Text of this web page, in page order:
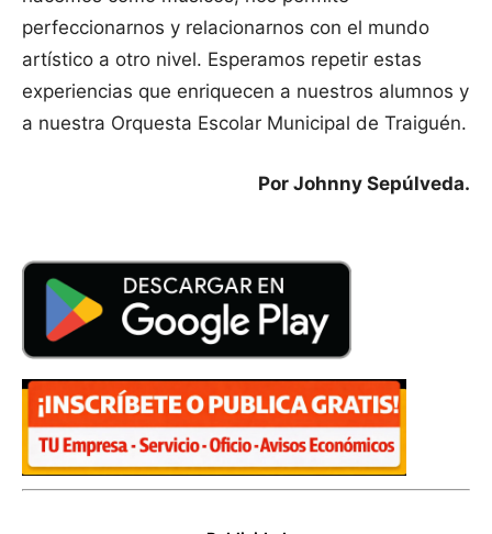
perfeccionarnos y relacionarnos con el mundo
artístico a otro nivel. Esperamos repetir estas
experiencias que enriquecen a nuestros alumnos y
a nuestra Orquesta Escolar Municipal de Traiguén.
Por Johnny Sepúlveda.